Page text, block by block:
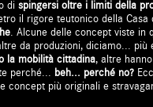
dispingersi oltre i limiti della
il rigore teutonico della
. Alcune delle concept viste in
da produzioni, diciamo... più
la mobilità cittadina, altre
perché... beh... perché no?
concept più originali e